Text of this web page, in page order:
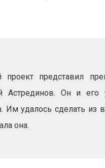
представил
Астрединов. Он и его
Им удалось сделать из
она.